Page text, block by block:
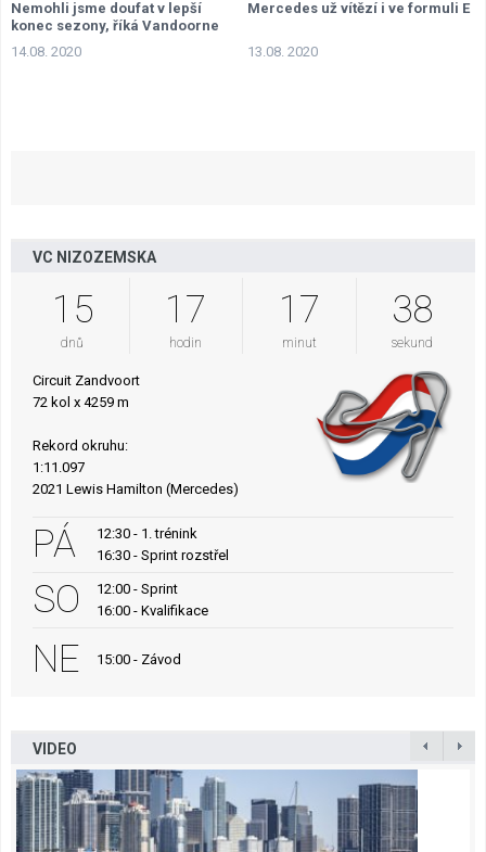
Nemohli jsme doufat v lepší
konec sezony, říká Vandoorne
14.08. 2020
Mercedes už vítězí i ve formuli E
13.08. 2020
VC NIZOZEMSKA
15
dnů
17
hodin
17
minut
38
sekund
Circuit Zandvoort
72 kol x 4259 m
Rekord okruhu:
1:11.097
2021 Lewis Hamilton (Mercedes)
PÁ
12:30 - 1. trénink
16:30 - Sprint rozstřel
SO
12:00 - Sprint
16:00 - Kvalifikace
NE 15:00 - Závod
VIDEO